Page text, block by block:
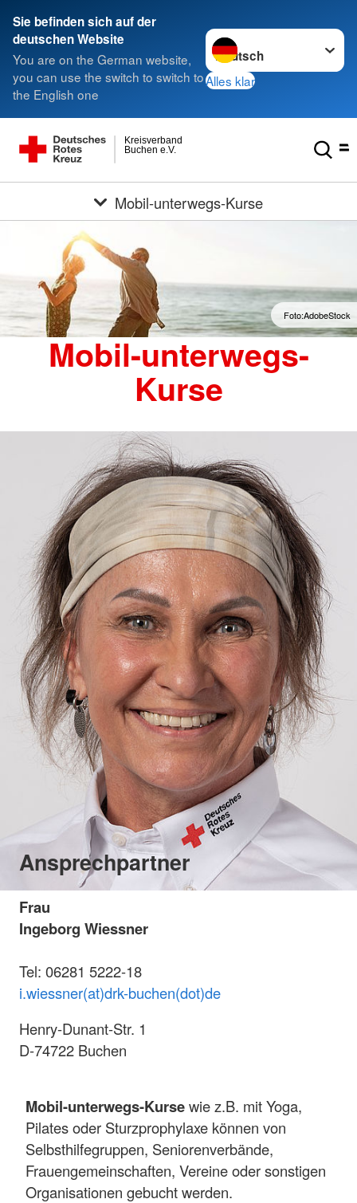
Sie befinden sich auf der
deutschen Website
You are on the German website,
you can use the switch to switch to
the English one
Sprache wechseln zu
Alles klar
Buchen e.V.
Kreisverband
Mobil-unterwegs-Kurse
Foto:AdobeStock
Mobil-unterwegs-
Kurse
Ansprechpartner
Frau
Ingeborg Wiessner
Tel: 06281 5222-18
i.wiessner(at)drk-buchen(dot)de
Henry-Dunant-Str. 1
D-74722 Buchen
Mobil-unterwegs-Kursewie z.B. mit Yoga,
Pilates oder Sturzprophylaxe können von
Selbsthilfegruppen, Seniorenverbände,
Frauengemeinschaften, Vereine oder sonstigen
Organisationen gebucht werden.